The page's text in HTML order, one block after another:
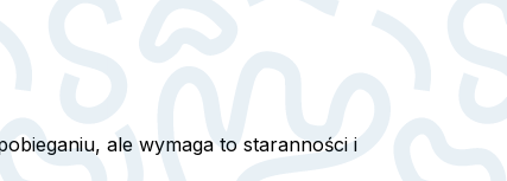
ale wymaga to staranności i